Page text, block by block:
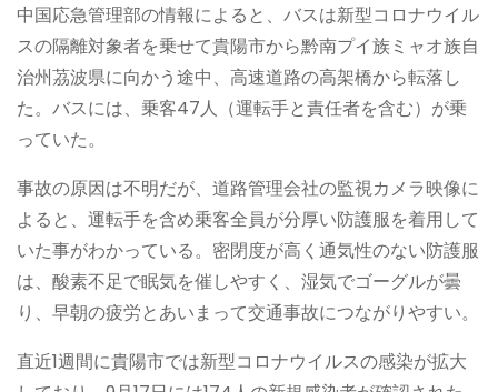
中国応急管理部の情報によると、バスは新型コロナウイル
スの隔離対象者を乗せて貴陽市から黔南プイ族ミャオ族自
治州茘波県に向かう途中、高速道路の高架橋から転落し
た。バスには、乗客47人（運転手と責任者を含む）が乗
っていた。
事故の原因は不明だが、道路管理会社の監視カメラ映像に
よると、運転手を含め乗客全員が分厚い防護服を着用して
いた事がわかっている。密閉度が高く通気性のない防護服
は、酸素不足で眠気を催しやすく、湿気でゴーグルが曇
り、早朝の疲労とあいまって交通事故につながりやすい。
直近1週間に貴陽市では新型コロナウイルスの感染が拡大